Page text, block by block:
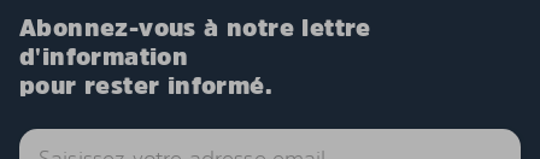
Abonnez-vous à notre lettre
d'information
pour rester informé.